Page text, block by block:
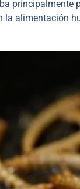
la alimentación